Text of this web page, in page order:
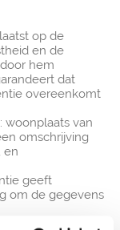
op de
en de
hem
dat
overeenkomt
woonplaats van
omschrijving
en
geeft
om de gegevens